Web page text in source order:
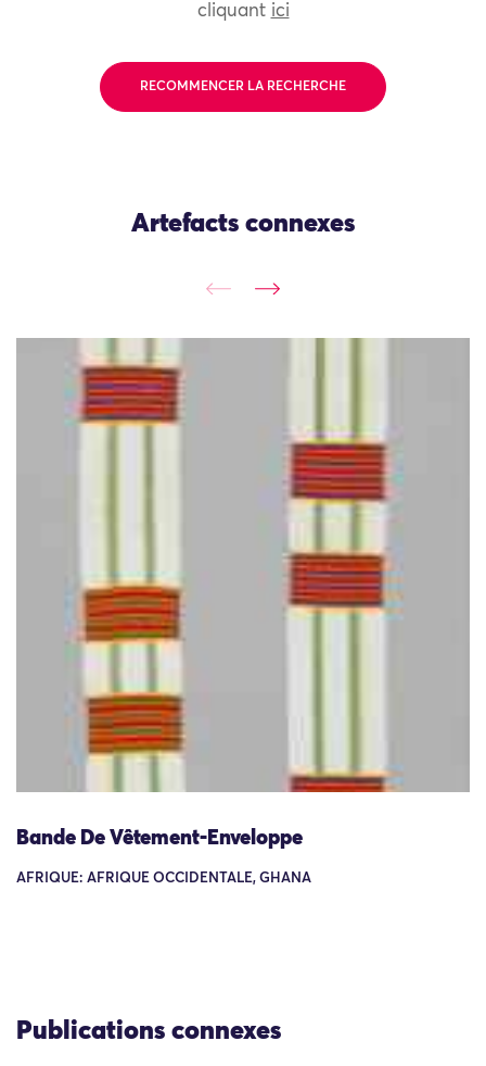
cliquant ici
RECOMMENCER LA RECHERCHE
Artefacts connexes
Bande De Vêtement-Enveloppe
AFRIQUE: AFRIQUE OCCIDENTALE, GHANA
Publications connexes